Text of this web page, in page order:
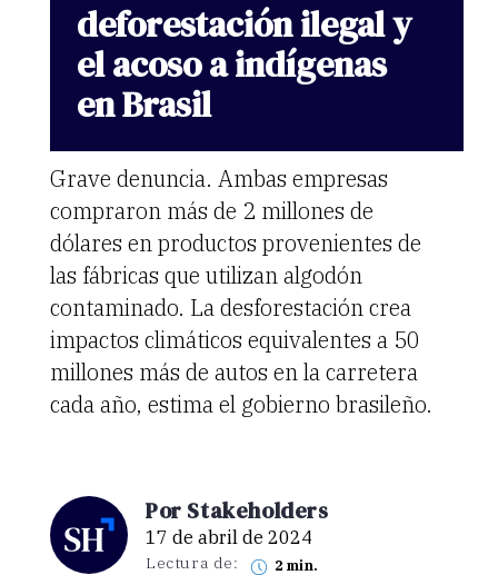
deforestaciónilegaly
elacosoaindígenas
enBrasil
Grave denuncia. Ambas empresas
compraron más de 2 millones de
dólares en productos provenientes de
las fábricas que utilizan algodón
contaminado. La desforestación crea
impactos climáticos equivalentes a 50
millones más de autos en la carretera
cada año, estima el gobierno brasileño.
Por Stakeholders
17 de abril de 2024
Lectura de: 2 min.